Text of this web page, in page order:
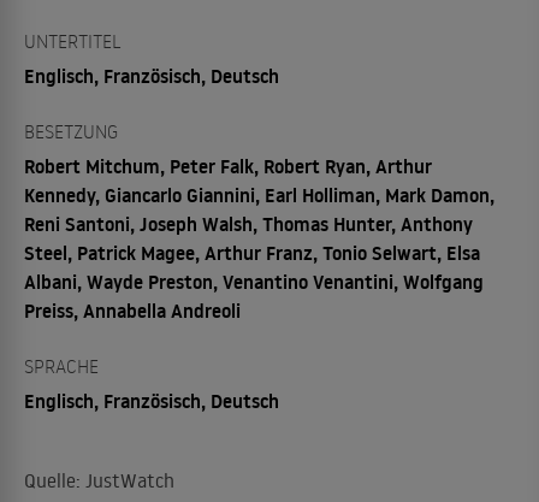
UNTERTITEL
Englisch, Französisch, Deutsch
BESETZUNG
Robert Mitchum, Peter Falk, Robert Ryan, Arthur
Kennedy, Giancarlo Giannini, Earl Holliman, Mark Damon,
Reni Santoni, Joseph Walsh, Thomas Hunter, Anthony
Steel, Patrick Magee, Arthur Franz, Tonio Selwart, Elsa
Albani, Wayde Preston, Venantino Venantini, Wolfgang
Preiss, Annabella Andreoli
SPRACHE
Englisch, Französisch, Deutsch
Quelle: JustWatch